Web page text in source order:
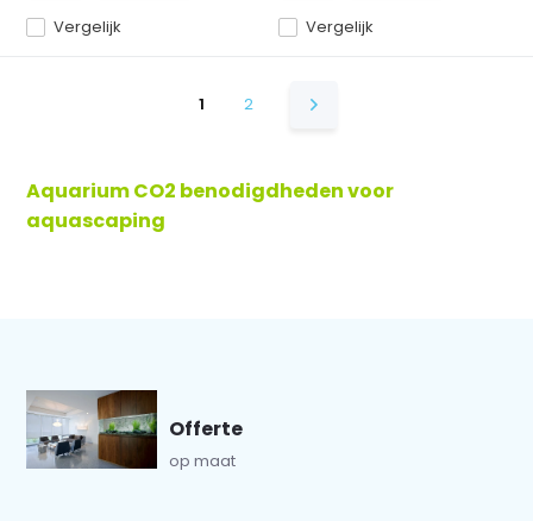
Vergelijk Vergelijk
1 2
Aquarium CO2 benodigdheden voor
aquascaping
Offerte
op maat